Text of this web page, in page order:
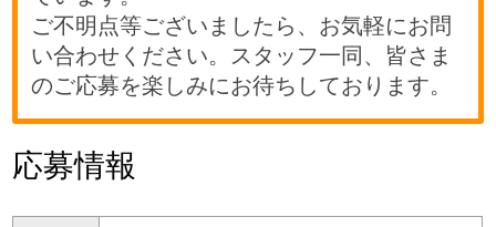
ご不明点等ございましたら、お気軽にお問
い合わせください。スタッフ一同、皆さま
のご応募を楽しみにお待ちしております。
応募情報